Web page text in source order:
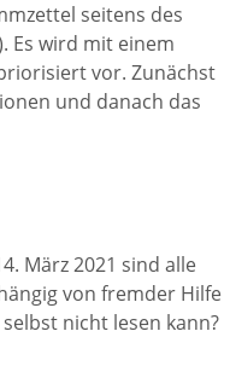
in
seitens des
Es wird mit einem
vor. Zunächst
und danach das
März 2021 sind alle
von fremder Hilfe
nicht lesen kann?